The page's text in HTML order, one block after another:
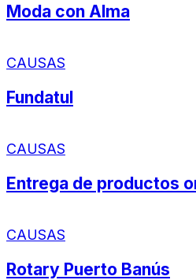
Moda con Alma
CAUSAS
Fundatul
CAUSAS
Entrega de productos
CAUSAS
Rotary Puerto Banús